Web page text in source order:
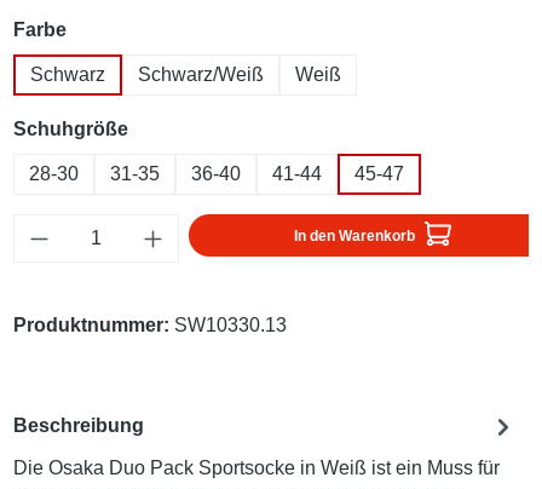
Farbeauswählen
Schwarz Schwarz/Weiß Weiß
Schuhgrößeauswählen
28-30 31-35 36-40 41-44 45-47
Produkt Anzahl: Gib den gewünschten
In den Warenkorb
Produktnummer: SW10330.13
Beschreibung
Die Osaka Duo Pack Sportsocke in Weiß ist ein Muss für